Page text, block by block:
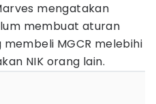
mengatakan
membuat aturan
MGCR melebihi
NIK orang lain.